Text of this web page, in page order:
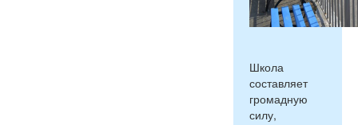
Школа
составляет
громадную
силу,